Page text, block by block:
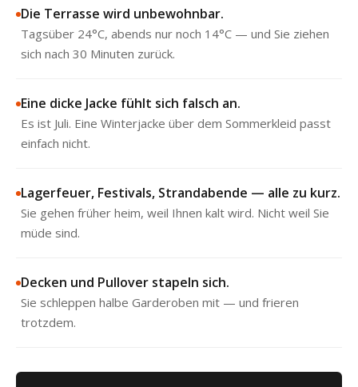
Die Terrasse wird unbewohnbar.
Tagsüber 24°C, abends nur noch 14°C — und Sie ziehen
sich nach 30 Minuten zurück.
Eine dicke Jacke fühlt sich falsch an.
Es ist Juli. Eine Winterjacke über dem Sommerkleid passt
einfach nicht.
Lagerfeuer, Festivals, Strandabende — alle zu kurz.
Sie gehen früher heim, weil Ihnen kalt wird. Nicht weil Sie
müde sind.
Decken und Pullover stapeln sich.
Sie schleppen halbe Garderoben mit — und frieren
trotzdem.